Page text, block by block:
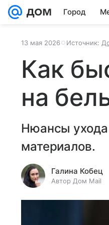
Город
13 мая 2026 Источник:
Как
на
Нюансы ухода
материалов.
Галина Кобец
Автор Дом Mail